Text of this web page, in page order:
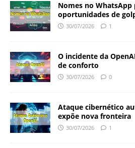
Nomes no
oportunidades de
30/07/2026 1
O incidente da
de conforto
30/07/2026 0
Ataque cibernético
expõe nova fronteira
30/07/2026 1